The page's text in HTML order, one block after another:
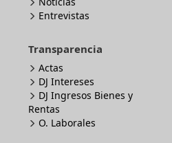
Entrevistas
Transparencia
Actas
DJ Intereses
DJ Ingresos Bienes y
Rentas
O. Laborales